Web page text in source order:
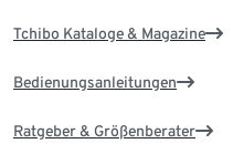
Tchibo Kataloge & Magazine
Bedienungsanleitungen
Ratgeber & Größenberater